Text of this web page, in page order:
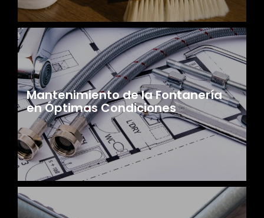
Mantenimiento de la Fontanería
en Óptimas Condiciones